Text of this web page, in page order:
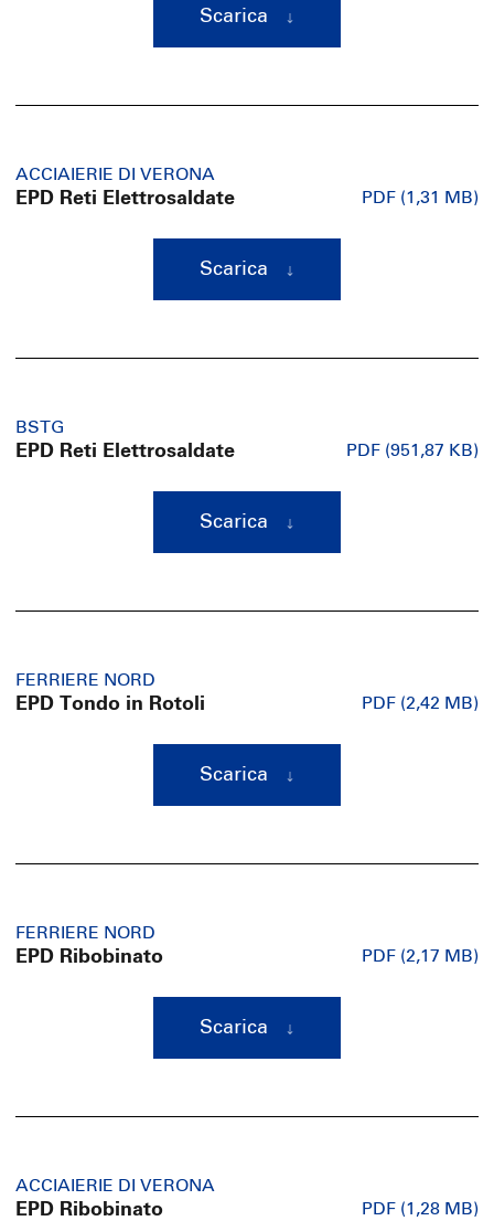
Scarica
ACCIAIERIE DI VERONA
EPD Reti Elettrosaldate PDF (1,31 MB)
Scarica
BSTG
EPD Reti Elettrosaldate PDF (951,87 KB)
Scarica
FERRIERE NORD
EPD Tondo in Rotoli PDF (2,42 MB)
Scarica
FERRIERE NORD
EPD Ribobinato PDF (2,17 MB)
Scarica
ACCIAIERIE DI VERONA
EPD Ribobinato PDF (1,28 MB)